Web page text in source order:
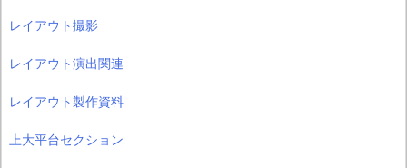
レイアウト撮影
レイアウト演出関連
レイアウト製作資料
上大平台セクション